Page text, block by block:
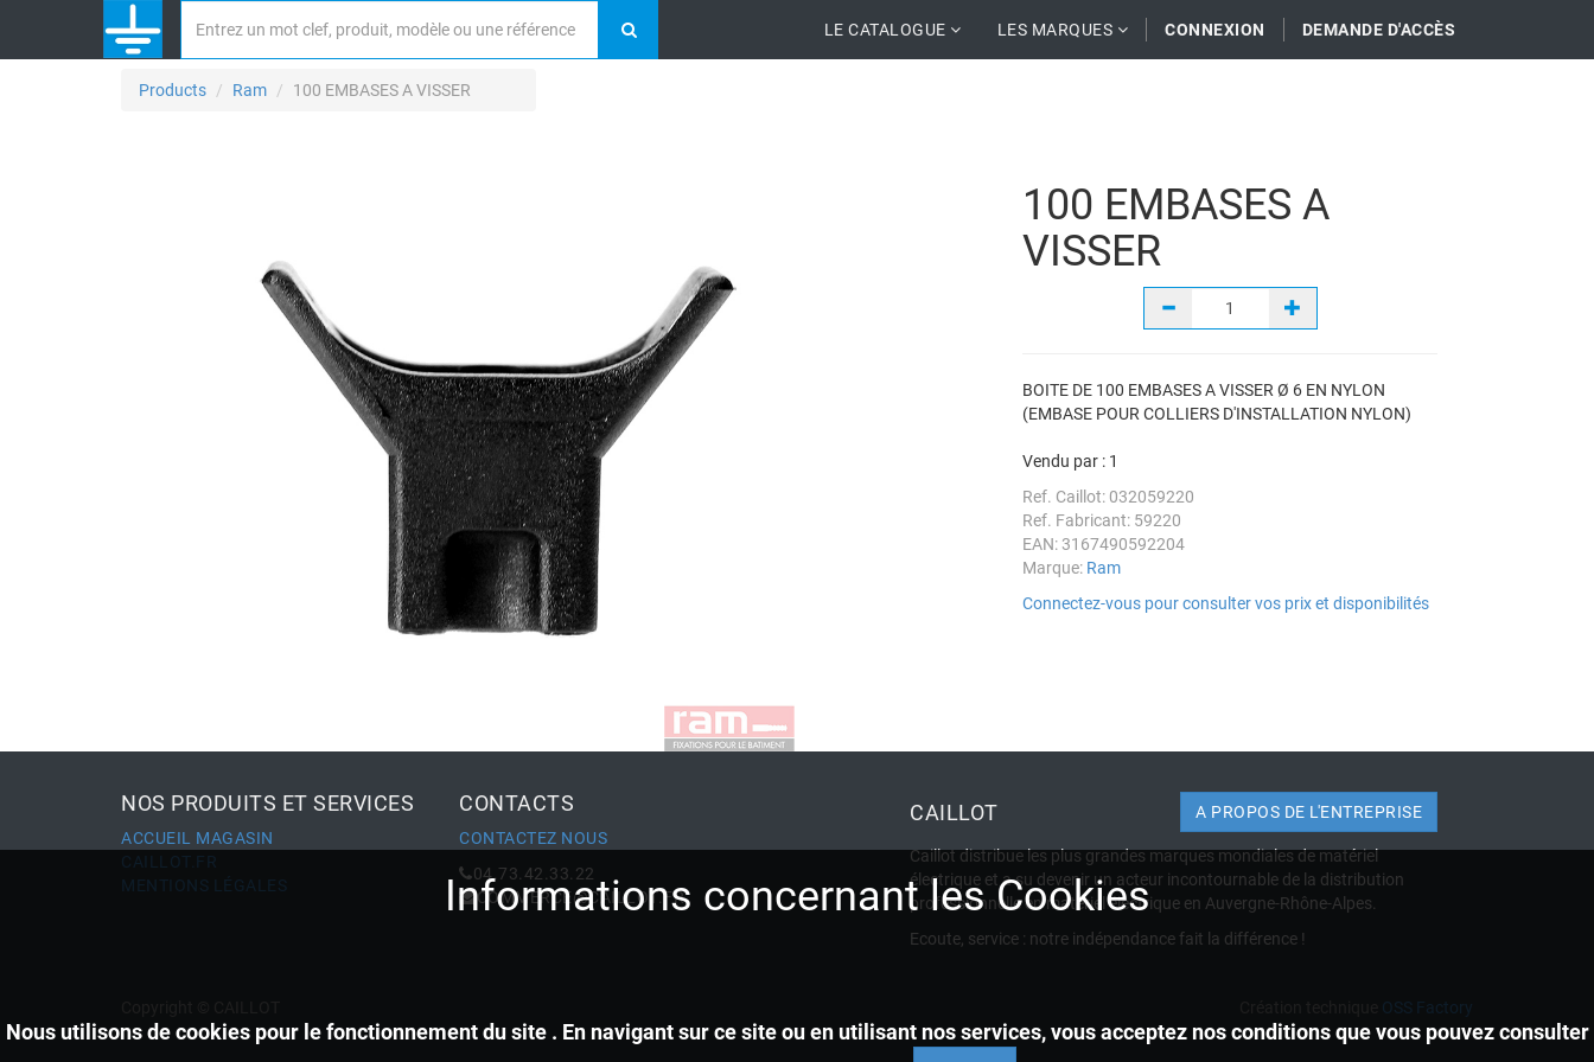
LE CATALOGUE LES MARQUES CONNEXION DEMANDE D'ACCÈS
Products Ram 100 EMBASES A VISSER
100 EMBASES A
VISSER
BOITE DE 100 EMBASES A VISSER Ø 6 EN NYLON
(EMBASE POUR COLLIERS D'INSTALLATION NYLON)
Vendu par : 1
Ref. Caillot: 032059220
Ref. Fabricant: 59220
EAN: 3167490592204
Marque: Ram
Connectez-vous pour consulter vos prix et disponibilités
NOS PRODUITS ET SERVICES
ACCUEIL MAGASIN
CAILLOT.FR
MENTIONS LÉGALES
CONTACTS
CONTACTEZ NOUS
04.73.42.33.22
COMMERCE@CAILLOT.FR
CAILLOT A PROPOS DE L'ENTREPRISE
Caillot distribue les plus grandes marques mondiales de matériel
électrique et a su devenir un acteur incontournable de la distribution
professionnelle en matériel électrique en Auvergne-Rhône-Alpes.
Ecoute, service : notre indépendance fait la différence !
OSS Factory
Informations concernant les Cookies
Nous utilisons de cookies pour le fonctionnement du site . En navigant sur ce site ou en utilisant nos services, vous acceptez nos conditions que vous pouvez consulter